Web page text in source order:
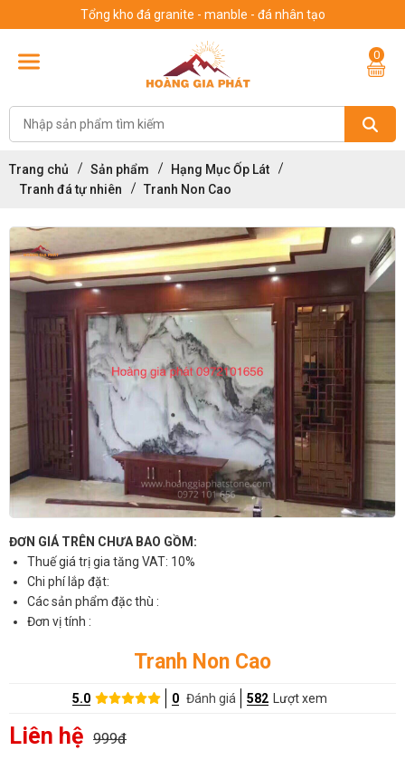
Tổng kho đá granite - manble - đá nhân tạo
0
Trang chủ Sản phẩm
Hạng Mục Ốp Lát
Tranh đá tự nhiên
Tranh Non Cao
ĐƠN GIÁ TRÊN CHƯA BAO GỒM:
Thuế giá trị gia tăng VAT: 10%
Chi phí lắp đặt:
Các sản phẩm đặc thù :
Đơn vị tính :
Tranh Non Cao
5.0 0 Đánh giá 582 Lượt xem
Liên hệ 999đ